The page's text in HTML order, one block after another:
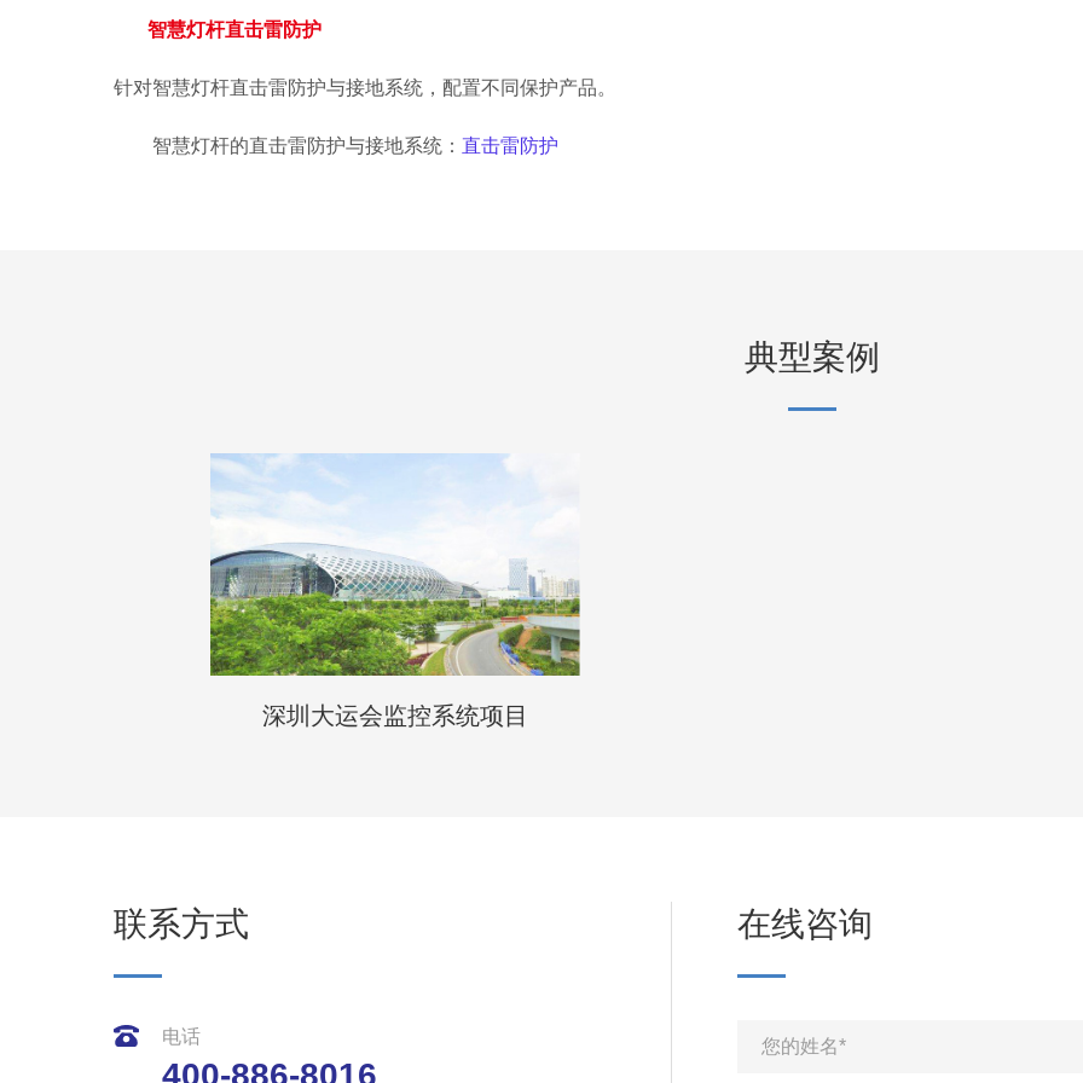
智慧灯杆直击雷防护
针对智慧灯杆直击雷防护与接地系统，配置不同保护产品。
智慧灯杆的直击雷防护与接地系统：直击雷防护
典型案例
深圳大运会监控系统项目
联系方式
电话
400-886-8016
在线咨询
您的姓名*